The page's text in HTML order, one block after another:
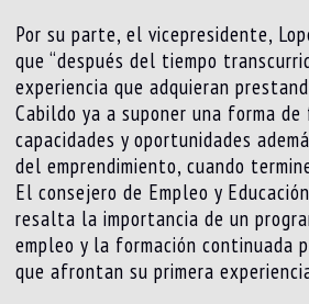
Por su parte, el vicepresidente,
que “después del tiempo
experiencia que adquieran
Cabildo ya a suponer una forma
capacidades y oportunidades
del emprendimiento, cuando
El consejero de Empleo y
resalta la importancia de un
empleo y la formación continuada
que afrontan su primera